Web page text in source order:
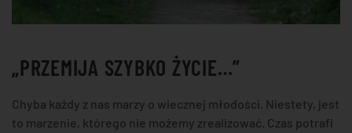
„PRZEMIJA SZYBKO ŻYCIE…”
Chyba każdy z nas marzy o wiecznej młodości. Niestety, jest
to marzenie, którego nie możemy zrealizować. Czas potrafi